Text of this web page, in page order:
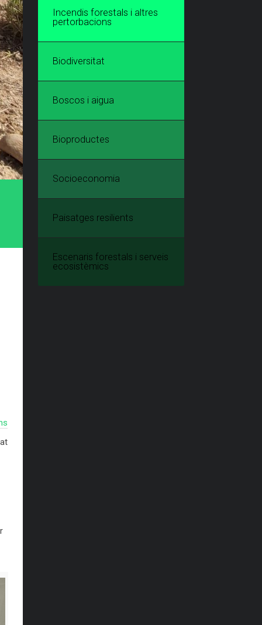
Incendis forestals i altres
pertorbacions
Biodiversitat
Boscos i aigua
Bioproductes
Socioeconomia
Paisatges resilients
Escenaris forestals i serveis
ecosistèmics